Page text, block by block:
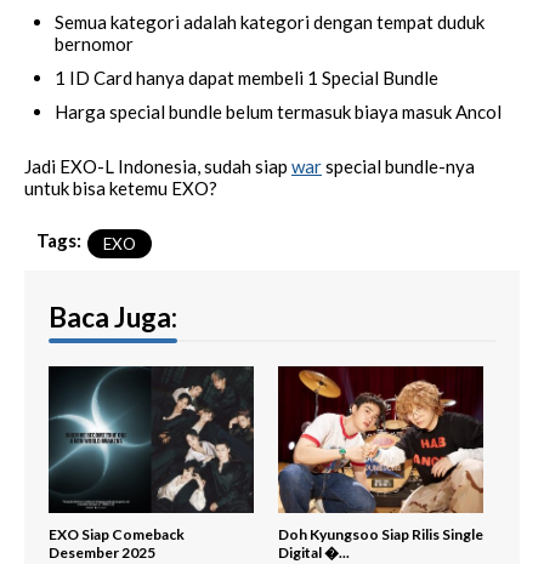
Semua kategori adalah kategori dengan tempat duduk
bernomor
1 ID Card hanya dapat membeli 1 Special Bundle
Harga special bundle belum termasuk biaya masuk Ancol
Jadi EXO-L Indonesia, sudah siap warspecial bundle-nya
untuk bisa ketemu EXO?
Tags: EXO
Baca Juga:
EXO Siap Comeback
Desember 2025
Doh Kyungsoo Siap Rilis Single
Digital �...